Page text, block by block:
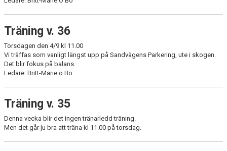
Träning v. 36
Torsdagen den 4/9 kl 11.00
Vi träffas som vanligt längst upp på Sandvägens Parkering, ute i skogen.
Det blir fokus på balans.
Ledare: Britt-Marie o Bo
Träning v. 35
Denna vecka blir det ingen tränarledd träning.
Men det går ju bra att träna kl 11.00 på torsdag.